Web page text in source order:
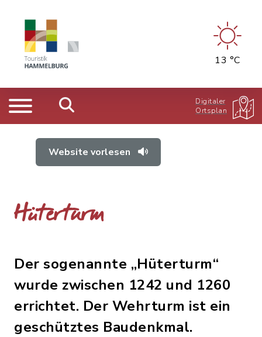
13 °C
Digitaler
Ortsplan
Website vorlesen
Hüterturm
Der sogenannte „Hüterturm“
wurde zwischen 1242 und 1260
errichtet. Der Wehrturm ist ein
geschütztes Baudenkmal.